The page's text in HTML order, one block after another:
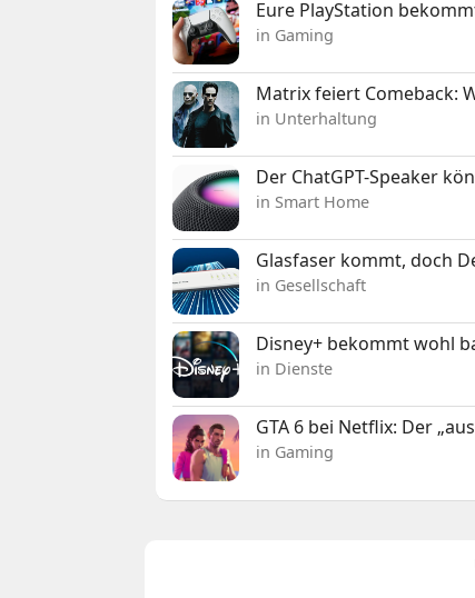
Eure PlayStation
in Gaming
Matrix feiert Comeback:
in Unterhaltung
Der ChatGPT-Speaker
in Smart Home
Glasfaser kommt, doch
in Gesellschaft
Disney+ bekommt wohl
in Dienste
GTA 6 bei Netflix: Der
in Gaming